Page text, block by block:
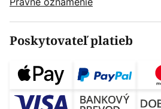
Poskytovateľ platieb